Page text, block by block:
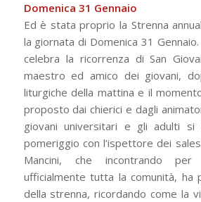
Domenica 31 Gennaio
Ed è stata proprio la Strenna
la giornata di Domenica 31
celebra la ricorrenza di San
maestro ed amico dei giovani,
liturgiche della mattina e il
proposto dai chierici e dagli
giovani universitari e gli adulti
pomeriggio con l’ispettore dei
Mancini, che incontrando
ufficialmente tutta la comunità, ha
della strenna, ricordando come la